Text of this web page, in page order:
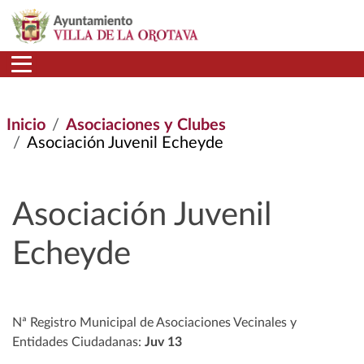
Pasar al contenido principal
Inicio
Asociaciones y Clubes
Asociación Juvenil Echeyde
Asociación Juvenil
Echeyde
Nª Registro Municipal de Asociaciones Vecinales y
Entidades Ciudadanas: Juv 13